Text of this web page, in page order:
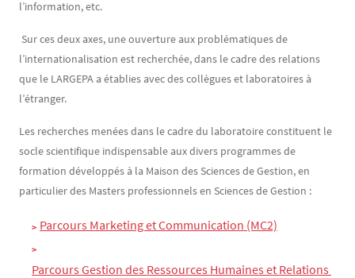
l’information, etc.
Sur ces deux axes, une ouverture aux problématiques de
l’internationalisation est recherchée, dans le cadre des relations
que le LARGEPA a établies avec des collègues et laboratoires à
l’étranger.
Les recherches menées dans le cadre du laboratoire constituent le
socle scientifique indispensable aux divers programmes de
formation développés à la Maison des Sciences de Gestion, en
particulier des Masters professionnels en Sciences de Gestion :
Parcours Marketing et Communication (MC2)
Parcours Gestion des Ressources Humaines et Relations